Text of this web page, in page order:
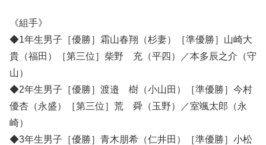
《組手》
◆1年生男子［優勝］霜山春翔（杉妻）［準優勝］山崎大
貴（福田）［第三位］柴野 充（平四）／本多辰之介（守
山）
◆2年生男子［優勝］渡邉 樹（小山田）［準優勝］今村
優杏（永盛）［第三位］荒 舜（玉野）／室颯太郎（永
崎）
◆3年生男子［優勝］青木朋希（仁井田）［準優勝］小松